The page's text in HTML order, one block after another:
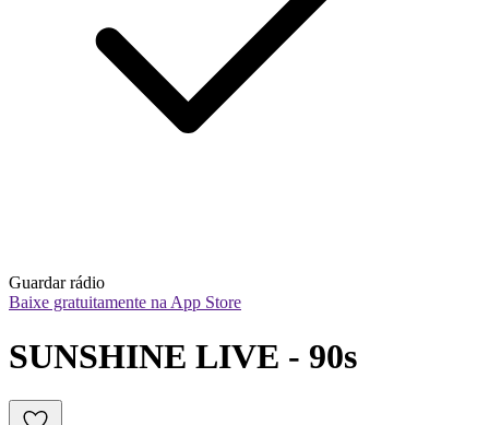
Guardar rádio
Baixe gratuitamente na App Store
SUNSHINE LIVE - 90s